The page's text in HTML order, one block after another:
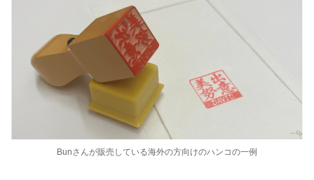
Bunさんが販売している海外の方向けのハンコの一例